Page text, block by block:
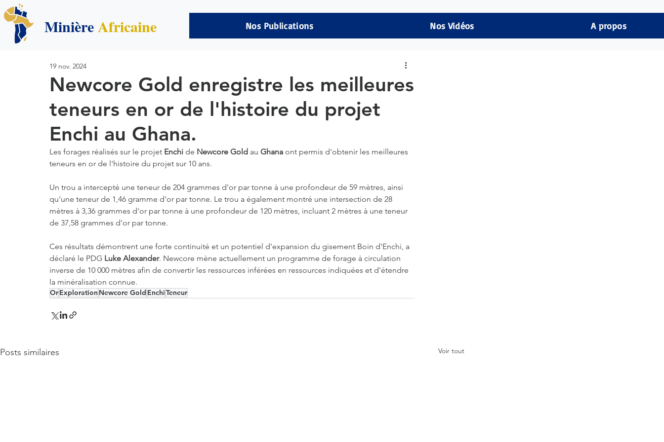
MinièreAfricaine Nos Publications Nos Vidéos A propos
Newcore Gold enregistre les meilleures
teneurs en or de l'histoire du projet
Enchi au Ghana.
19 nov. 2024
Les forages réalisés sur le projet Enchi de Newcore Gold au Ghana ont permis d'obtenir les meilleures
teneurs en or de l'histoire du projet sur 10 ans.
Un trou a intercepté une teneur de 204 grammes d'or par tonne à une profondeur de 59 mètres, ainsi
qu'une teneur de 1,46 gramme d'or par tonne. Le trou a également montré une intersection de 28
mètres à 3,36 grammes d'or par tonne à une profondeur de 120 mètres, incluant 2 mètres à une teneur
de 37,58 grammes d'or par tonne.
Ces résultats démontrent une forte continuité et un potentiel d'expansion du gisement Boin d'Enchi, a
déclaré le PDG Luke Alexander. Newcore mène actuellement un programme de forage à circulation
inverse de 10 000 mètres afin de convertir les ressources inférées en ressources indiquées et d'étendre
la minéralisation connue.
OrExploration Newcore Gold EnchiTeneur
Posts similaires Voir tout